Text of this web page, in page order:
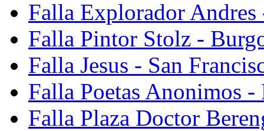
Falla Explorador Andres
Falla Pintor Stolz -
Falla Jesus - San
Falla Poetas Anonimos
Falla Plaza Doctor